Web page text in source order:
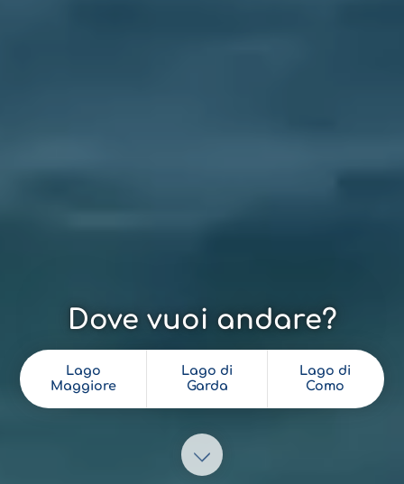
Dove vuoi andare?
Lago
Maggiore
Lago di
Garda
Lago di
Como